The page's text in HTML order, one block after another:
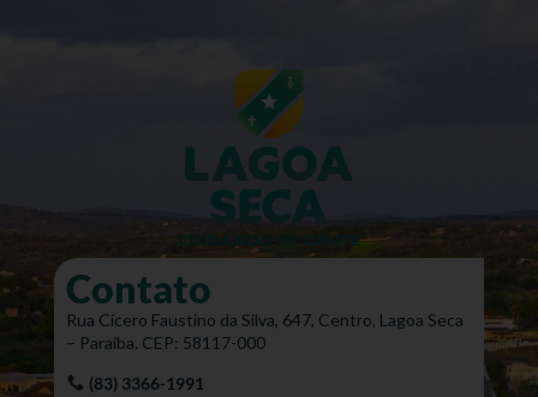
Contato
Rua Cícero Faustino da Silva, 647, Centro, Lagoa Seca
– Paraíba. CEP: 58117-000
(83) 3366-1991